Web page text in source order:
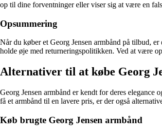
op til dine forventninger eller viser sig at være en
Opsummering
Når du køber et Georg Jensen armbånd på tilbud,
holde øje med returneringspolitikken. Ved at være
Alternativer til at købe Georg
Georg Jensen armbånd er kendt for deres
få et armbånd til en lavere pris, er der også
Køb brugte Georg Jensen armbånd